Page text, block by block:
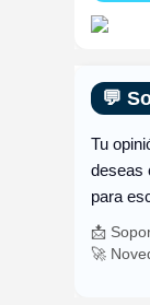
💬
Tu
deseas
para
📩
🚀